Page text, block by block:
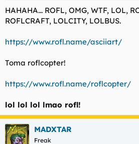
HAHAHA... ROFL, OMG, WTF, LOL,
ROFLCRAFT, LOLCITY, LOLBUS.
https://www.rofl.name/asciiart/
Toma roflcopter!
https://www.rofl.name/roflcopter/
lol lol lol lmao rofl!
MADXTAR
Freak